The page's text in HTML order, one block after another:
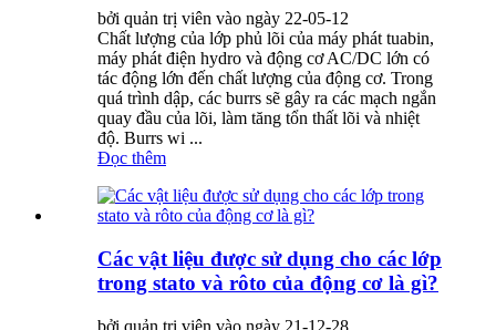
bởi quản trị viên vào ngày 22-05-12
Chất lượng của lớp phủ lõi của máy phát tuabin,
máy phát điện hydro và động cơ AC/DC lớn có
tác động lớn đến chất lượng của động cơ. Trong
quá trình dập, các burrs sẽ gây ra các mạch ngắn
quay đầu của lõi, làm tăng tổn thất lõi và nhiệt
độ. Burrs wi ...
Đọc thêm
Các vật liệu được sử dụng cho các lớp
trong stato và rôto của động cơ là gì?
bởi quản trị viên vào ngày 21-12-28